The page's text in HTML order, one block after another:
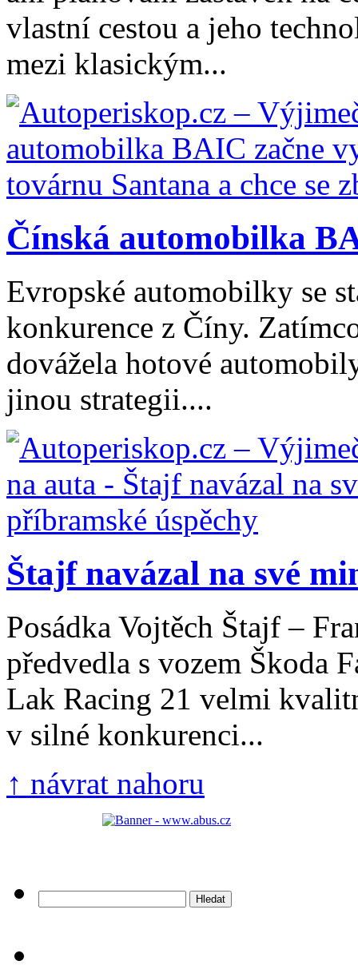
vlastní cestou a jeho
mezi klasickým...
Čínská automobilka
Evropské automobilky se
konkurence z Číny.
dovážela hotové
jinou strategii....
Štajf navázal na své
Posádka Vojtěch Štajf –
předvedla s vozem Škoda
Lak Racing 21 velmi
v silné konkurenci...
↑ návrat nahoru